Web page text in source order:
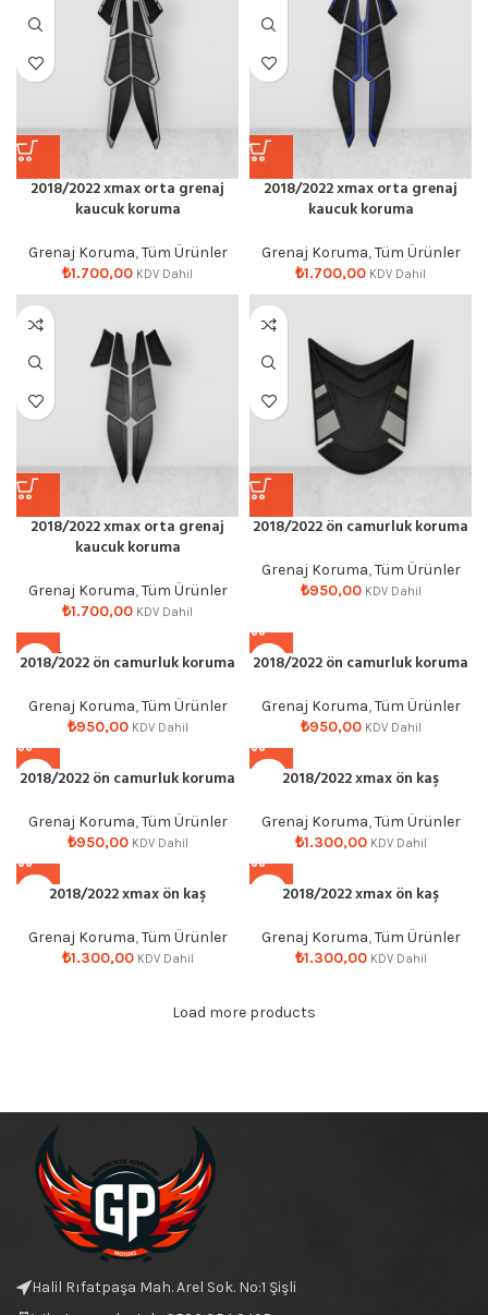
2018/2022 xmax orta grenaj
kaucuk koruma
Grenaj Koruma,Tüm Ürünler
₺1.700,00 KDV Dahil
2018/2022 xmax orta grenaj
kaucuk koruma
Grenaj Koruma,Tüm Ürünler
₺1.700,00 KDV Dahil
2018/2022 xmax orta grenaj
kaucuk koruma
Grenaj Koruma,Tüm Ürünler
₺1.700,00 KDV Dahil
2018/2022 ön camurluk koruma
Grenaj Koruma,Tüm Ürünler
₺950,00 KDV Dahil
SOLD O
UT
2018/2022 ön camurluk koruma
Grenaj Koruma,Tüm Ürünler
₺950,00 KDV Dahil
2018/2022 ön camurluk koruma
Grenaj Koruma,Tüm Ürünler
₺950,00 KDV Dahil
2018/2022 ön camurluk koruma
Grenaj Koruma,Tüm Ürünler
₺950,00 KDV Dahil
2018/2022 xmax ön kaş
Grenaj Koruma,Tüm Ürünler
₺1.300,00 KDV Dahil
2018/2022 xmax ön kaş
Grenaj Koruma,Tüm Ürünler
₺1.300,00 KDV Dahil
2018/2022 xmax ön kaş
Grenaj Koruma,Tüm Ürünler
₺1.300,00 KDV Dahil
Load more products
Halil Rıfatpaşa Mah. Arel Sok. No:1 Şişli